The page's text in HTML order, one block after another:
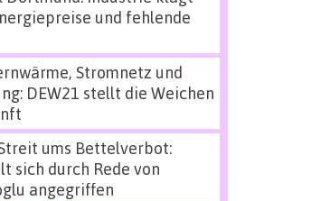
und fehlende
Stromnetz und
DEW21 stellt die Weichen
ums Bettelverbot:
sich durch Rede von
angegriffen